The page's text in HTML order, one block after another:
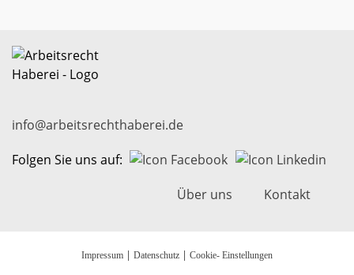
info@arbeitsrechthaberei.de
Folgen Sie uns auf:
Über uns
Kontakt
Impressum | Datenschutz | Cookie- Einstellungen